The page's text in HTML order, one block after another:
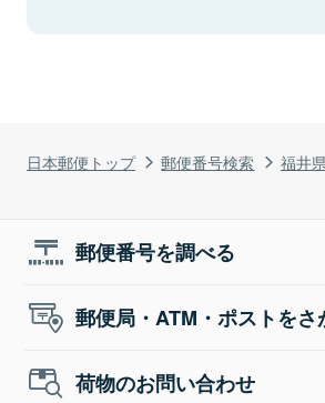
日本郵便トップ 郵便番号検索 福井県
郵便番号を調べる
郵便局・ATM・ポストをさ
荷物のお問い合わせ